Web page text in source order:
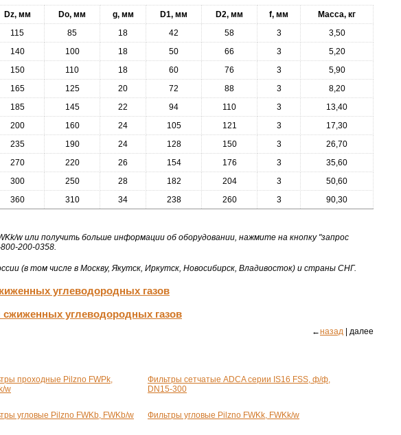
Dz, мм Do, мм g, мм D1, мм D2, мм f, мм
Масса, кг
115 85 18 42 58 3
3,50
140 100 18 50 66 3
5,20
150 110 18 60 76 3
5,90
165 125 20 72 88 3
8,20
185 145 22 94 110 3
13,40
200 160 24 105 121 3
17,30
235 190 24 128 150 3
26,70
270 220 26 154 176 3
35,60
300 250 28 182 204 3
50,60
360 310 34 238 260 3 90,30
w или получить больше информации об оборудовании, нажмите на кнопку "запрос
200-0358.
(в том числе в Москву, Якутск, Иркутск, Новосибирск, Владивосток) и страны СНГ.
углеводородных газов
сжиженных углеводородных газов
←назад | далее
проходные Pilzno FWPk,
w
Фильтры сетчатые ADCA серии IS16 FSS, ф/ф,
DN15-300
угловые Pilzno FWKb, FWKb/w Фильтры угловые Pilzno FWKk, FWKk/w